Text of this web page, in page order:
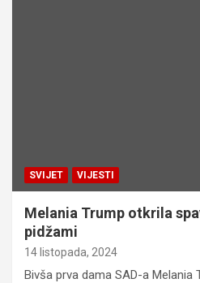
SVIJET VIJESTI
Melania Trump otkrila
pidžami
14 listopada, 2024
Bivša prva dama SAD-a Melania